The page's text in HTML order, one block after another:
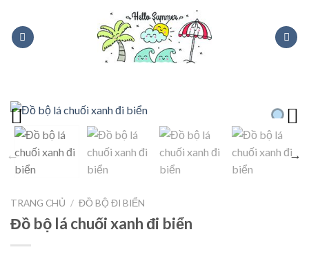
content
TRANG CHỦ / ĐỒ BỘ ĐI BIỂN
Đồ bộ lá chuối xanh đi biển